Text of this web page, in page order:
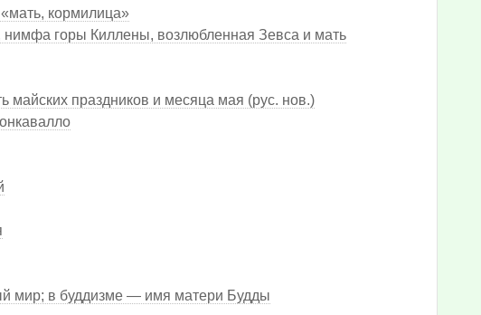
кормилица»
нимфа горы Киллены, возлюбленная Зевса и мать
майских праздников и месяца мая (рус. нов.)
мир; в буддизме — имя матери Будды